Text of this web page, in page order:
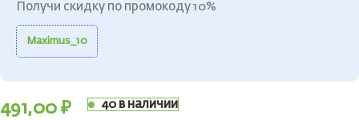
Получи скидку по промокоду 10%
Maximus_10
491,00 ₽ 40 в наличии